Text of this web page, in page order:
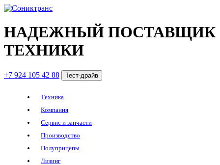
НАДЕЖНЫЙ ПОСТАВЩИК
ТЕХНИКИ
+7 924 105 42 88 Тест-драйв
Техника
Компания
Сервис и запчасти
Производство
Полуприцепы
Лизинг